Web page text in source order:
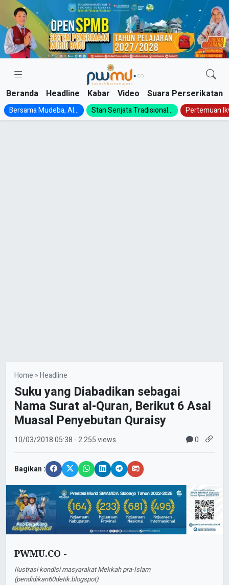
Skip
content
Beranda Headline Kabar Video Suara Perserikatan
Bersama Mudeba, Al... Stan Senjata Tradisional... Pertemuan
Home »Headline
Suku yang Diabadikan sebagai
Nama Surat al-Quran, Berikut 6 Asal
Muasal Penyebutan Quraisy
10/03/201805:38 - 2.255 views 0
Bagikan :
PWMU.CO -
Ilustrasi kondisi masyarakat Mekkah pra-Islam
(pendidikan60detik.blogspot)